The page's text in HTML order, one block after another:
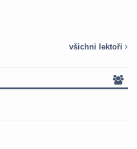
všichni lektoři